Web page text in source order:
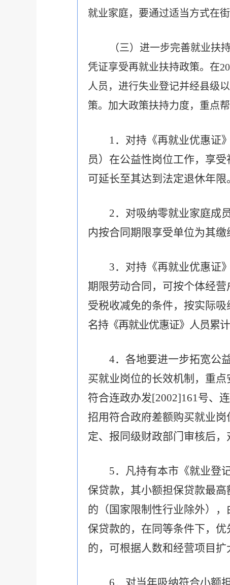
就业家庭，要通过适当方式在
（三）进一步完善就业扶
凭证享受再就业扶持政策。在
人员，进行失业登记并经县级
策。加大政策扶持力度，重点
1．对持《再就业优惠证
员）在公益性岗位工作，享
可延长至其达到法定退休年限
2．对吸纳零就业家庭成
内按合同期限享受单位为其
3．对持《再就业优惠证
期限劳动合同，可按个体经
受税收减免的条件，按实际
名持《再就业优惠证》人员累
4．各地要进一步拓宽公
买就业岗位的长效机制，重
符合连政办发[2002]161号、
招用符合政府差额购买就业
定、报同级财政部门审核后
5．凡持有本市《就业登
保贷款，其小额担保贷款最
的（国家限制性行业除外）
保贷款的，在同等条件下，
的，可根据人数和经营项目
6．对当年吸纳符合小额